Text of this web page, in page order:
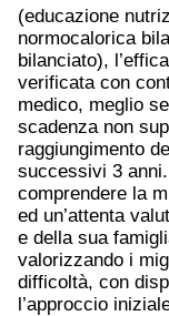
(educazione
normocalorica
bilanciato),
verificata con
medico, meglio
scadenza non
raggiungimento
successivi 3
comprendere la
ed un’attenta
e della sua
valorizzando i
difficoltà, con
l’approccio